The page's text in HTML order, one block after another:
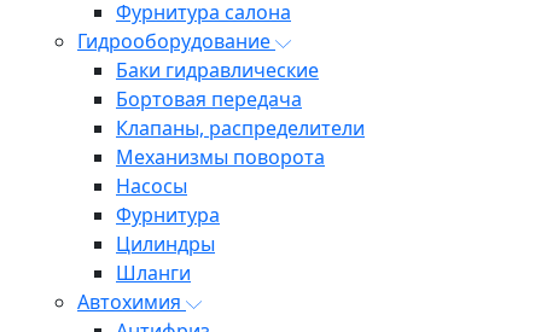
Фурнитура салона
Гидрооборудование
Баки гидравлические
Бортовая передача
Клапаны, распределители
Механизмы поворота
Насосы
Фурнитура
Цилиндры
Шланги
Автохимия